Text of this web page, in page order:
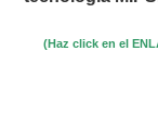
(Haz click en el